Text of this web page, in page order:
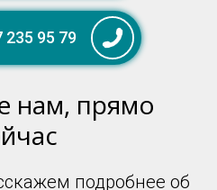
235 95 79
нам, прямо
подробнее об